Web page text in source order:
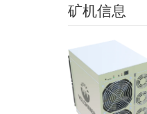
矿机信息